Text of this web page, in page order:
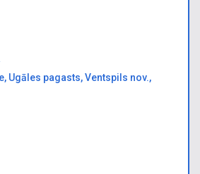
Ugāles pagasts, Ventspils nov.,